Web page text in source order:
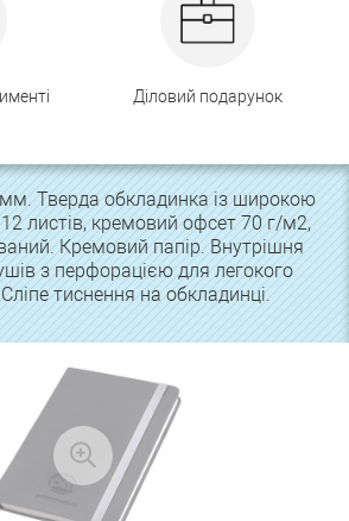
Діловий подарунок
Тверда обкладинка із широкою
листів, кремовий офсет 70 г/м2,
Кремовий папір. Внутрішня
з перфорацією для легокого
тиснення на обкладинці.